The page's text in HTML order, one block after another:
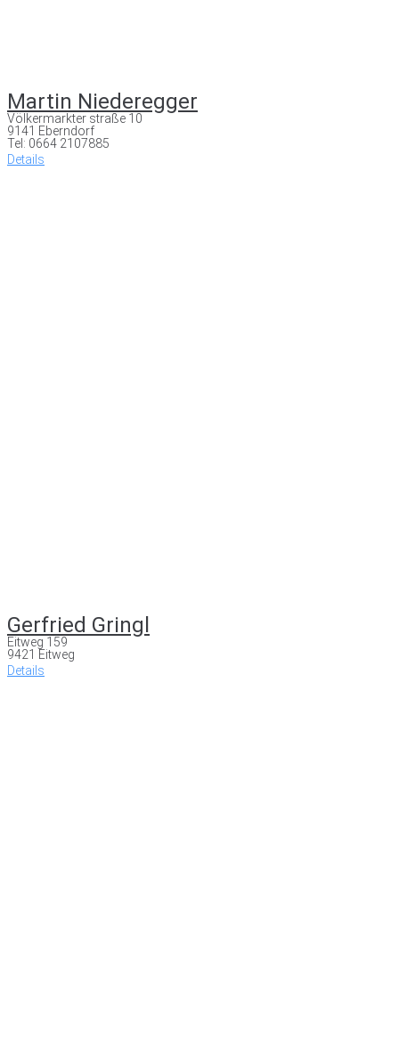
Martin Niederegger
Völkermarkter straße 10
9141 Eberndorf
Tel: 0664 2107885
Details
Gerfried Gringl
Eitweg 159
9421 Eitweg
Details